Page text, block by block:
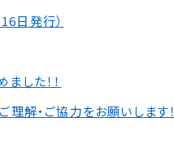
日発行）
した！！
解・ご協力をお願いします！